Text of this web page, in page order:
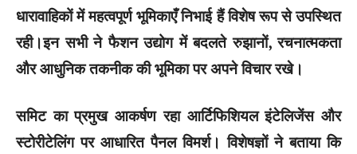
धारावाहिकों में महत्वपूर्ण भूमिकाएँ निभाई हैं विशेष रूप से उपस्थित
रही।इन सभी ने फैशन उद्योग में बदलते रुझानों, रचनात्मकता
और आधुनिक तकनीक की भूमिका पर अपने विचार रखे।
समिट का प्रमुख आकर्षण रहा आर्टिफिशियल इंटेलिजेंस और
स्टोरीटेलिंग पर आधारित पैनल विमर्श। विशेषज्ञों ने बताया कि